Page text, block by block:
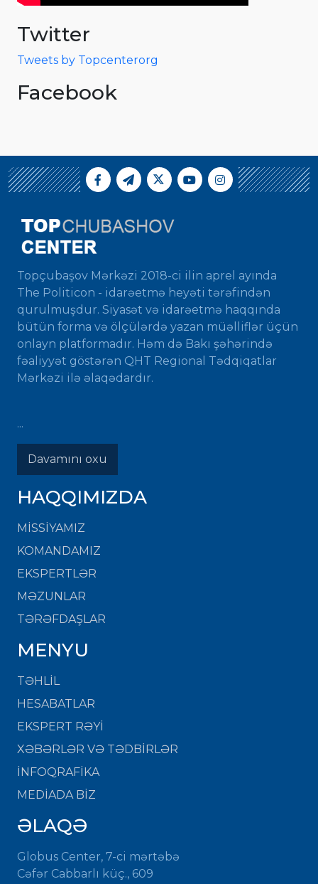
Twitter
Tweets by Topcenterorg
Facebook
Topçubaşov Mərkəzi 2018-ci ilin aprel ayında
The Politicon - idarəetmə heyəti tərəfindən
qurulmuşdur. Siyasət və idarəetmə haqqında
bütün forma və ölçülərdə yazan müəlliflər üçün
onlayn platformadır. Həm də Bakı şəhərində
fəaliyyət göstərən QHT Regional Tədqiqatlar
Mərkəzi ilə əlaqədardır.
...
Davamını oxu
HAQQIMIZDA
MISSIYAMIZ
KOMANDAMIZ
EKSPERTLƏR
MƏZUNLAR
TƏRƏFDAŞLAR
MENYU
TƏHLİL
HESABATLAR
EKSPERT RƏYİ
XƏBƏRLƏR VƏ TƏDBİRLƏR
İNFOQRAFİKA
MEDİADA BİZ
ƏLAQƏ
Globus Center, 7-ci mərtəbə
Cəfər Cabbarlı küç., 609